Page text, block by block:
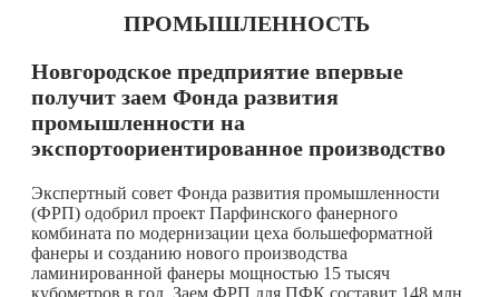
ПРОМЫШЛЕННОСТЬ
Новгородское предприятие впервые
получит заем Фонда развития
промышленности на
экспортоориентированное производство
Экспертный совет Фонда развития промышленности
(ФРП) одобрил проект Парфинского фанерного
комбината по модернизации цеха большеформатной
фанеры и созданию нового производства
ламинированной фанеры мощностью 15 тысяч
кубометров в год. Заем ФРП для ПФК составит 148 млн